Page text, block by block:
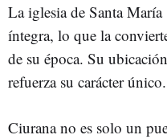
La iglesia de Santa María
íntegra, lo que la
de su época. Su
refuerza su carácter único.
Ciurana no es solo un